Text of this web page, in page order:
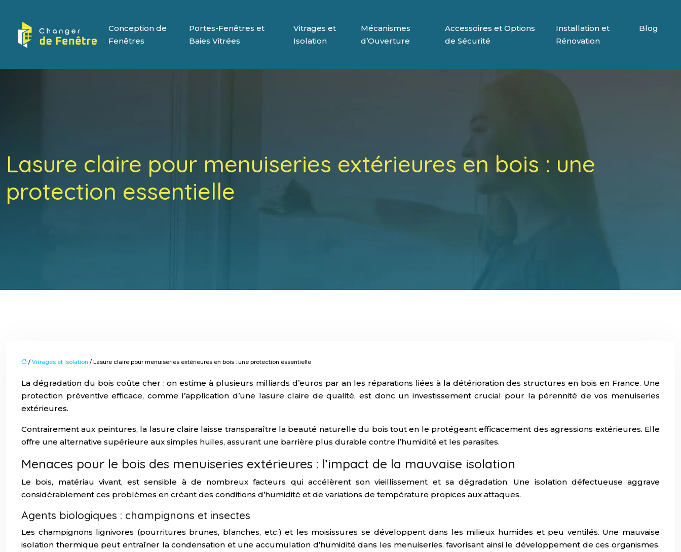
Conception de
Fenêtres
Portes-Fenêtres et
Baies Vitrées
Vitrages et
Isolation
Mécanismes
d’Ouverture
Accessoires et Options
de Sécurité
Installation et
Rénovation
Blog
Lasure claire pour menuiseries extérieures en bois : une
protection essentielle
/ Vitrages et Isolation / Lasure claire pour menuiseries extérieures en bois : une protection essentielle
La dégradation du bois coûte cher : on estime à plusieurs milliards d’euros par an les réparations liées à la détérioration des structures en bois en France. Une
protection préventive efficace, comme l’application d’une lasure claire de qualité, est donc un investissement crucial pour la pérennité de vos menuiseries
extérieures.
Contrairement aux peintures, la lasure claire laisse transparaître la beauté naturelle du bois tout en le protégeant efficacement des agressions extérieures. Elle
offre une alternative supérieure aux simples huiles, assurant une barrière plus durable contre l’humidité et les parasites.
Menaces pour le bois des menuiseries extérieures : l’impact de la mauvaise isolation
Le bois, matériau vivant, est sensible à de nombreux facteurs qui accélèrent son vieillissement et sa dégradation. Une isolation défectueuse aggrave
considérablement ces problèmes en créant des conditions d’humidité et de variations de température propices aux attaques.
Agents biologiques : champignons et insectes
Les champignons lignivores (pourritures brunes, blanches, etc.) et les moisissures se développent dans les milieux humides et peu ventilés. Une mauvaise
isolation thermique peut entraîner la condensation et une accumulation d’humidité dans les menuiseries, favorisant ainsi le développement de ces organismes.